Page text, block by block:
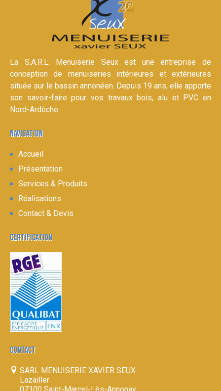
La S.A.R.L. Menuiserie Seux est une entreprise de
conception de menuiseries intérieures et extérieures
située sur le bassin annonéen. Depuis 19 ans, elle apporte
son savoir-faire pour vos travaux bois, alu et PVC en
Nord-Ardèche.
NAVIGATION
Accueil
Présentation
Services & Produits
Réalisations
Contact & Devis
CERTIFICATION
CONTACT
SARL MENUISERIE XAVIER SEUX
Lazailler